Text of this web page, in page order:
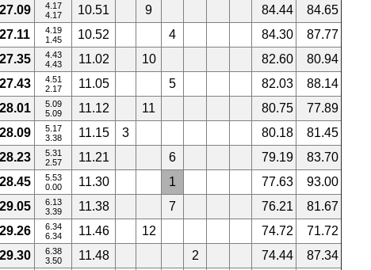
27.09
4.17
4.17
10.51 9 84.44
84.65
27.11
4.19
1.45
10.52 4 84.30
87.77
27.35
4.43
4.43
11.02 10 82.60
80.94
27.43
4.51
2.17
11.05 5 82.03
88.14
28.01
5.09
5.09
11.12 11 80.75
77.89
28.09
5.17
3.38
11.15 3 80.18
81.45
28.23
5.31
2.57
11.21 6 79.19
83.70
28.45
5.53
0.00
11.30 1 77.63
93.00
29.05
6.13
3.39
11.38 7 76.21
81.67
29.26
6.34
6.34
11.46 12 74.72
71.72
29.30
6.38
3.50
11.48 2 74.44
87.34